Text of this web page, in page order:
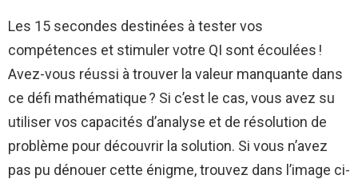
Les 15 secondes destinées à tester vos
compétences et stimuler votre QI sont écoulées !
Avez-vous réussi à trouver la valeur manquante dans
ce défi mathématique ? Si c’est le cas, vous avez su
utiliser vos capacités d’analyse et de résolution de
problème pour découvrir la solution. Si vous n’avez
pas pu dénouer cette énigme, trouvez dans l’image ci-